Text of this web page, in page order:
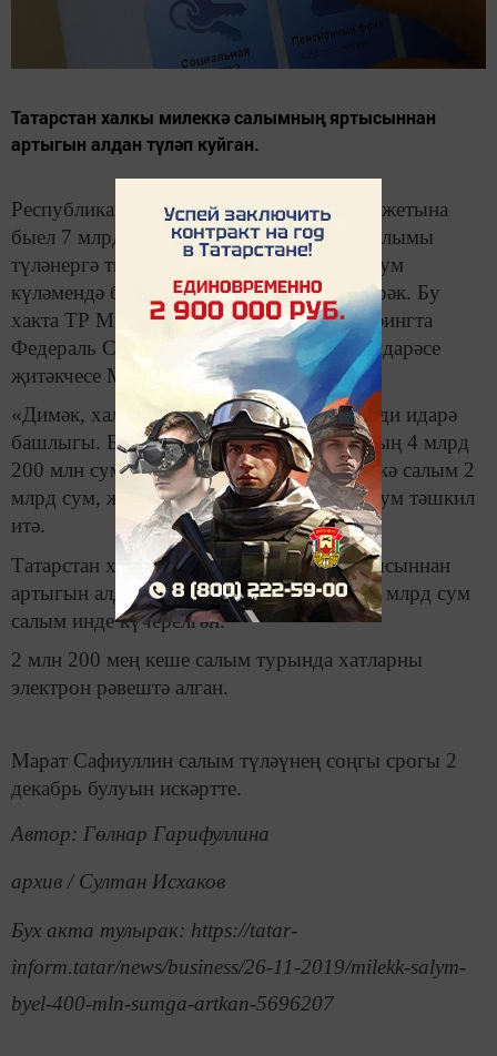
Татарстан халкы милеккә салымның яртысыннан
артыгын алдан түләп куйган.
Республиканың консолидацияләнгән бюджетына
быел 7 млрд 390 сум күләмендә милек салымы
түләнергә тиеш. Узган елда ул 6,9 млрд сум
күләмендә булган, бу 400 млн сумга кимрәк. Бу
хакта ТР Министрлар Кабинетында брифингта
Федераль Салым хезмәтенең ТР буенча идарәсе
җитәкчесе Марат Сафиуллин әйтте.
«Димәк, халыкның милке арта бара», — ди идарә
башлыгы. Быел милеккә гомуми салымның 4 млрд
200 млн сумы транспортка салым, милеккә салым 2
млрд сум, җир салымы 1 млрд 100 млн сум тәшкил
итә.
Татарстан халкы милеккә салымның яртысыннан
артыгын алдан түләп куйган. Бүгенгә 3,7 млрд сум
салым инде күчерелгән.
2 млн 200 мең кеше салым турында хатларны
электрон рәвештә алган.
Марат Сафиуллин салым түләүнең соңгы срогы 2
декабрь булуын искәртте.
Автор: Гөлнар Гарифуллина
архив / Султан Исхаков
Бух акта тулырак: https://tatar-
inform.tatar/news/business/26-11-2019/milekk-salym-
byel-400-mln-sumga-artkan-5696207